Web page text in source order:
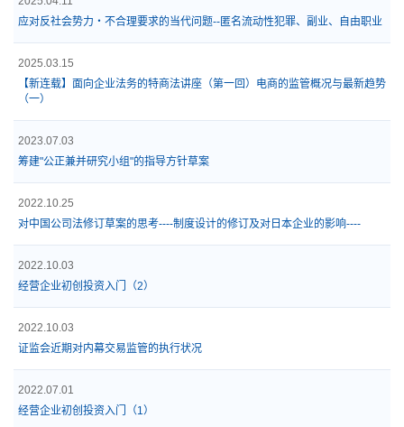
应对反社会势力・不合理要求的当代问题--匿名流动性犯罪、副业、自由职业
2025.03.15
【新连载】面向企业法务的特商法讲座（第一回）电商的监管概况与最新趋势
（一）
2023.07.03
筹建"公正兼并研究小组"的指导方针草案
2022.10.25
对中国公司法修订草案的思考----制度设计的修订及对日本企业的影响----
2022.10.03
经营企业初创投资入门（2）
2022.10.03
证监会近期对内幕交易监管的执行状况
2022.07.01
经营企业初创投资入门（1）